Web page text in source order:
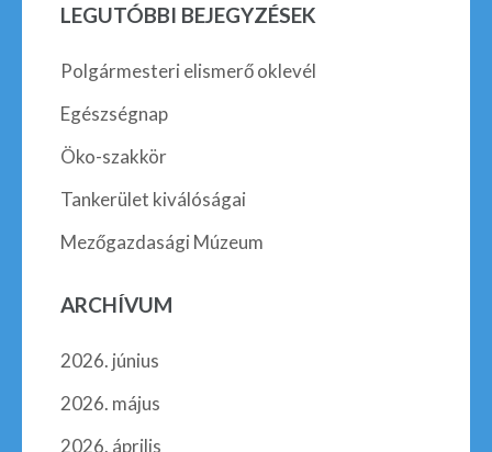
LEGUTÓBBI BEJEGYZÉSEK
Polgármesteri elismerő oklevél
Egészségnap
Öko-szakkör
Tankerület kiválóságai
Mezőgazdasági Múzeum
ARCHÍVUM
2026. június
2026. május
2026. április